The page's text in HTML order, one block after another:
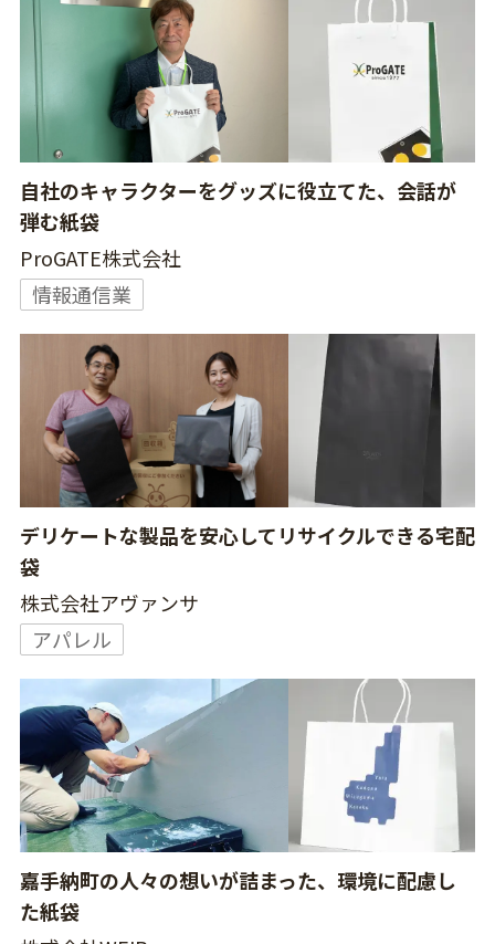
自社のキャラクターをグッズに役立てた、会話が
弾む紙袋
ProGATE株式会社
情報通信業
デリケートな製品を安心してリサイクルできる宅配
袋
株式会社アヴァンサ
アパレル
嘉手納町の人々の想いが詰まった、環境に配慮し
た紙袋